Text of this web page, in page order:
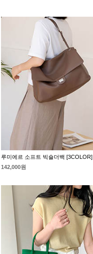
루미에르 소프트 빅숄더백 [3COLOR]
142,000원